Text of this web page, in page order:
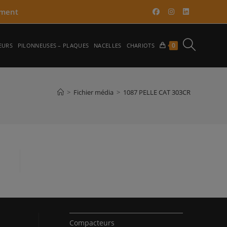
PILONNEUSES – PLAQUES NACELLES CHARIOTS 0 TOGGLE
WEBSITE
> Fichier média > 1087 PELLE CAT 303CR
Compacteurs